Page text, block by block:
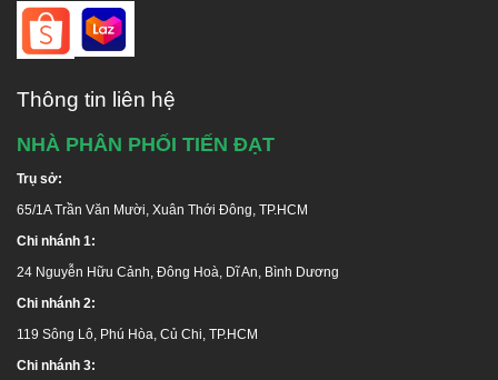
cong tai khóa để tránh bị bật).
HƯỚNG DẪN BẢO TRÌ
Định kỳ vệ sinh bồn để loại bỏ cặn bẩn và vi khuẩn
có thể tích tụ.
Kiểm tra và sửa chữa kịp thời nếu phát hiện hư
Thông tin liên hệ
NHÀ PHÂN PHỐI TIẾN ĐẠT
Trụ sở:
65/1A Trần Văn Mười, Xuân Thới Đông, TP.HCM
Chi nhánh 1:
24 Nguyễn Hữu Cảnh, Đông Hoà, Dĩ An, Bình Dương
Chi nhánh 2:
119 Sông Lô, Phú Hòa, Củ Chi, TP.HCM
Chi nhánh 3: